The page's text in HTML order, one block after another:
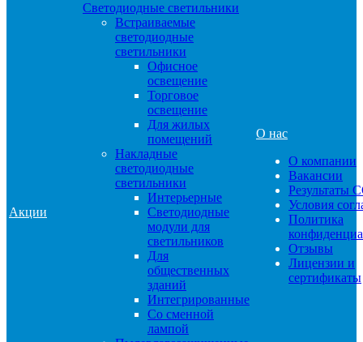
Акции
Светодиодные светильники
Встраиваемые
светодиодные
светильники
Офисное
освещение
Торговое
освещение
Для жилых
помещений
Накладные
светодиодные
светильники
Интерьерные
Светодиодные
модули для
светильников
Для
общественных
зданий
Интегрированные
Со сменной
лампой
О нас
О компании
Вакансии
Результаты
Условия
Политика
Отзывы
Лицензии и
сертификаты